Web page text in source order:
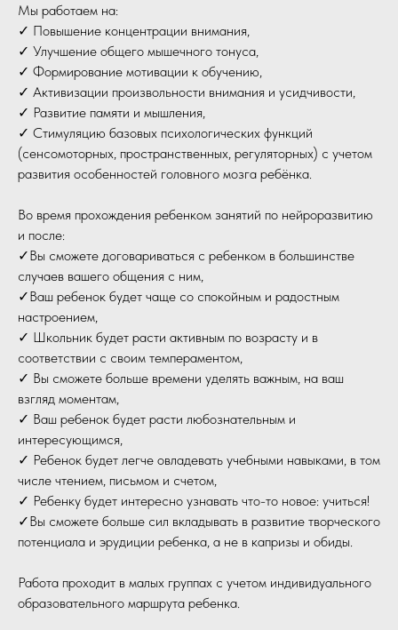
Мы работаем на:
✓ Повышение концентрации внимания,
✓ Улучшение общего мышечного тонуса,
✓ Формирование мотивации к обучению,
✓ Активизации произвольности внимания и усидчивости,
✓ Развитие памяти и мышления,
✓ Стимуляцию базовых психологических функций
(сенсомоторных, пространственных, регуляторных) с учетом
развития особенностей головного мозга ребёнка.
Во время прохождения ребенком занятий по нейроразвитию
и после:
✓Вы сможете договариваться с ребенком в большинстве
случаев вашего общения с ним,
✓Ваш ребенок будет чаще со спокойным и радостным
настроением,
✓ Школьник будет расти активным по возрасту и в
соответствии с своим темпераментом,
✓ Вы сможете больше времени уделять важным, на ваш
взгляд моментам,
✓ Ваш ребенок будет расти любознательным и
интересующимся,
✓ Ребенок будет легче овладевать учебными навыками, в том
числе чтением, письмом и счетом,
✓ Ребенку будет интересно узнавать что-то новое: учиться!
✓Вы сможете больше сил вкладывать в развитие творческого
потенциала и эрудиции ребенка, а не в капризы и обиды.
Работа проходит в малых группах с учетом индивидуального
образовательного маршрута ребенка.